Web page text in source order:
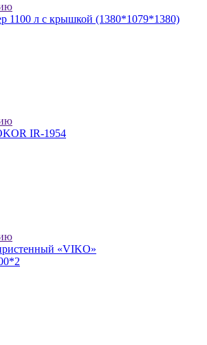
1100 л с крышкой (1380*1079*1380)
IR-1954
«VIKO»